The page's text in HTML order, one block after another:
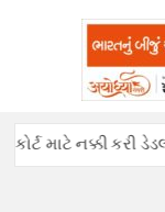
માટે નક્કી કરી